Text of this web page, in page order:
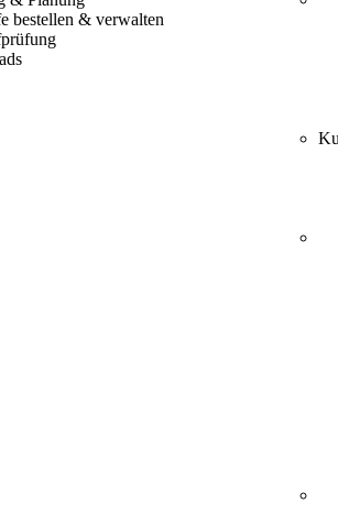
bestellen & verwalten